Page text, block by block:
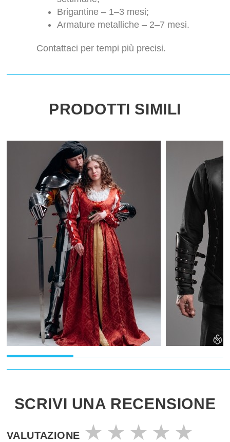
Brigantine – 1–3 mesi;
Armature metalliche – 2–7 mesi.
Contattaci per tempi più precisi.
PRODOTTI SIMILI
SCRIVI UNA RECENSIONE
VALUTAZIONE